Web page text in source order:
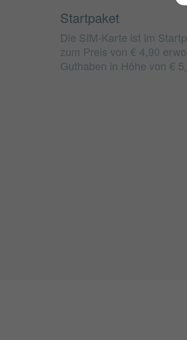
Startpaket
Die SIM-Karte ist im
zum Preis von € 4,90
Guthaben in Höhe von €